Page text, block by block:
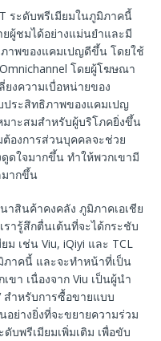
ระดับพรีเมียมในภูมิภาคนี้
ผู้ชมได้อย่างแม่นยำและมี
าพของแคมเปญดีขึ้น โดยใช้
โดยผู้โฆษณา
งความเบื่อหน่ายของ
ประสิทธิภาพของแคมเปญ
าะสมสำหรับผู้บริโภคยิ่งขึ้น
องการส่วนบุคคลจะช่วย
ดใจมากขึ้น ทำให้พวกเขามี
มากขึ้น
าสินค้าคงคลัง ภูมิภาคเอเชีย
รารู้สึกตื่นเต้นที่จะได้กระชับ
เช่น Viu, iQiyi และ TCL
ภาคนี้ และจะทำหน้าที่เป็น
า เนื่องจาก Viu เป็นผู้นำ
สำหรับการซื้อขายแบบ
อย่างยิ่งที่จะขยายความร่วม
บพรีเมียมเพิ่มเติม เพื่อขับ